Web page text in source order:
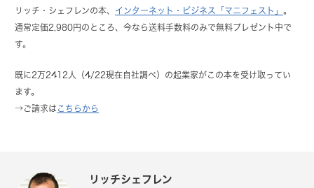
リッチ・シェフレンの本、 インターネット・ビジネス「マニフェスト」 。
通常定価2,980円のところ、今なら送料手数料のみで無料プレゼント中で
す。
既に2万2412人（4/22現在自社調べ）の起業家がこの本を受け取ってい
ます。
→ご請求は こちらから
リッチシェフレン